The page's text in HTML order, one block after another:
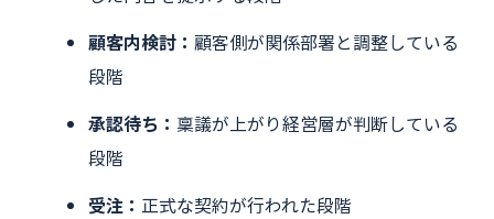
顧客内検討： 顧客側が関係部署と調整している
段階
承認待ち： 稟議が上がり経営層が判断している
段階
受注： 正式な契約が行われた段階